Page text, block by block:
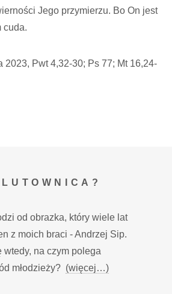
Jego przymierzu. Bo On jest
cuda.
2023, Pwt 4,32-30; Ps 77; Mt 16,24-
od obrazka, który wiele lat
z moich braci - Andrzej Sip.
na czym polega
młodzieży? (więcej…)